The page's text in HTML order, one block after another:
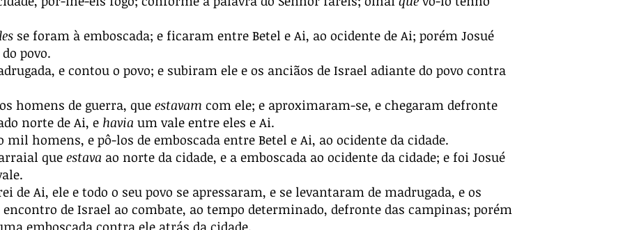
se foram à emboscada; e ficaram entre Betel e Ai, ao ocidente de Ai; porém Josué
povo.
e contou o povo; e subiram ele e os anciãos de Israel adiante do povo contra
homens de guerra, que estavam com ele; e aproximaram-se, e chegaram defronte
norte de Ai, e havia um vale entre eles e Ai.
homens, e pô-los de emboscada entre Betel e Ai, ao ocidente da cidade.
que estava ao norte da cidade, e a emboscada ao ocidente da cidade; e foi Josué
de Ai, ele e todo o seu povo se apressaram, e se levantaram de madrugada, e os
de Israel ao combate, ao tempo determinado, defronte das campinas; porém
emboscada contra ele atrás da cidade.